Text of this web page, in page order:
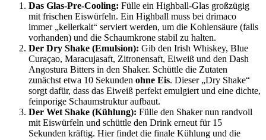
Das Glas-Pre-Cooling: Fülle ein Highball-Glas großzügig
mit frischen Eiswürfeln. Ein Highball muss bei drimaco
immer „kellerkalt“ serviert werden, um die Kohlensäure (falls
vorhanden) und die Schaumkrone stabil zu halten.
Der Dry Shake (Emulsion): Gib den Irish Whiskey, Blue
Curaçao, Maracujasaft, Zitronensaft, Eiweiß und den Dash
Angostura Bitters in den Shaker. Schüttle die Zutaten
zunächst etwa 10 Sekunden ohne Eis. Dieser „Dry Shake“
sorgt dafür, dass das Eiweiß perfekt emulgiert und eine dichte,
feinporige Schaumstruktur aufbaut.
Der Wet Shake (Kühlung): Fülle den Shaker nun randvoll
mit Eiswürfeln und schüttle den Drink erneut für 15
Sekunden kräftig. Hier findet die finale Kühlung und die